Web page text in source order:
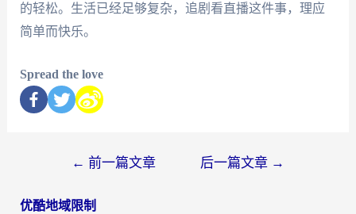
的轻松。生活已经足够复杂，追剧看直播这件事，理应
简单而快乐。
Spread the love
← 前一篇文章 后一篇文章 →
优酷地域限制